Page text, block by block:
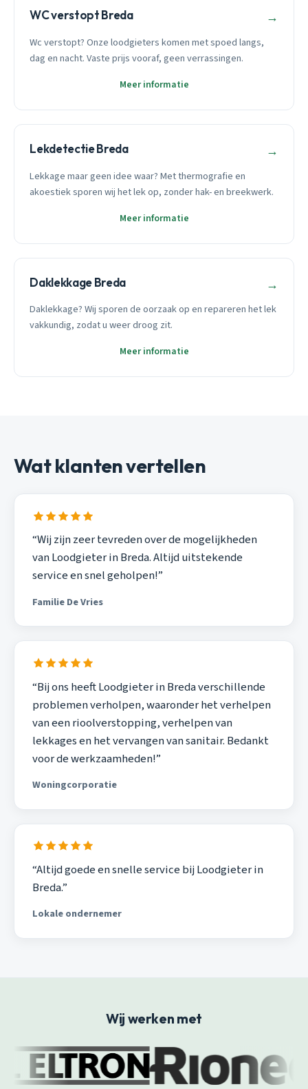
WC verstopt Breda →
Wc verstopt? Onze loodgieters komen met spoed langs,
dag en nacht. Vaste prijs vooraf, geen verrassingen.
Meer informatie
Lekdetectie Breda →
Lekkage maar geen idee waar? Met thermografie en
akoestiek sporen wij het lek op, zonder hak- en breekwerk.
Meer informatie
Daklekkage Breda →
Daklekkage? Wij sporen de oorzaak op en repareren het lek
vakkundig, zodat u weer droog zit.
Meer informatie
Wat klanten vertellen
“Wij zijn zeer tevreden over de mogelijkheden
van Loodgieter in Breda. Altijd uitstekende
service en snel geholpen!”
Familie De Vries
“Bij ons heeft Loodgieter in Breda verschillende
problemen verholpen, waaronder het verhelpen
van een rioolverstopping, verhelpen van
lekkages en het vervangen van sanitair. Bedankt
voor de werkzaamheden!”
Woningcorporatie
“Altijd goede en snelle service bij Loodgieter in
Breda.”
Lokale ondernemer
Wij werken met